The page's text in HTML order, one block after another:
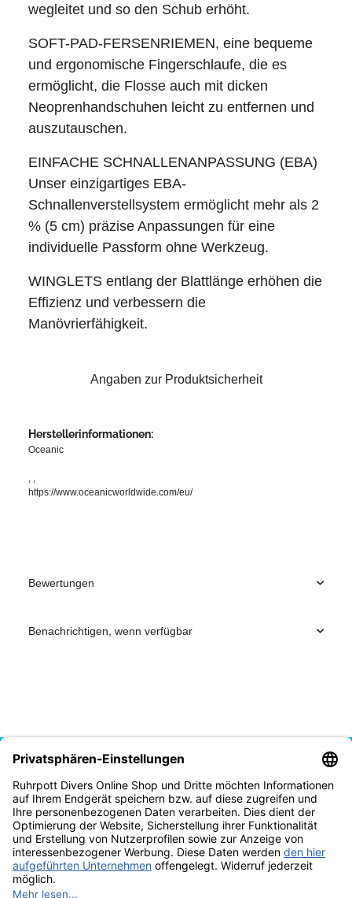
wegleitet und so den Schub erhöht.
SOFT-PAD-FERSENRIEMEN, eine bequeme
und ergonomische Fingerschlaufe, die es
ermöglicht, die Flosse auch mit dicken
Neoprenhandschuhen leicht zu entfernen und
auszutauschen.
EINFACHE SCHNALLENANPASSUNG (EBA)
Unser einzigartiges EBA-
Schnallenverstellsystem ermöglicht mehr als 2
% (5 cm) präzise Anpassungen für eine
individuelle Passform ohne Werkzeug.
WINGLETS entlang der Blattlänge erhöhen die
Effizienz und verbessern die
Manövrierfähigkeit.
Angaben zur Produktsicherheit
Herstellerinformationen:
Oceanic
https://www.oceanicworldwide.com/eu/
Bewertungen
Benachrichtigen, wenn verfügbar
Vertrag widerrufen